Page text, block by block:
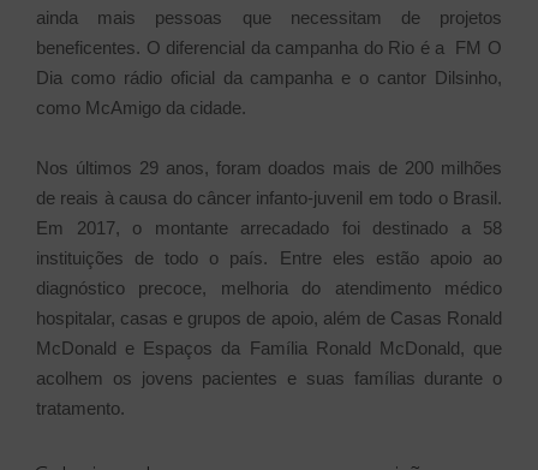
ainda mais pessoas que necessitam de projetos
beneficentes. O diferencial da campanha do Rio é a FM O
Dia como rádio oficial da campanha e o cantor Dilsinho,
como McAmigo da cidade.
Nos últimos 29 anos, foram doados mais de 200 milhões
de reais à causa do câncer infanto-juvenil em todo o Brasil.
Em 2017, o montante arrecadado foi destinado a 58
instituições de todo o país. Entre eles estão apoio ao
diagnóstico precoce, melhoria do atendimento médico
hospitalar, casas e grupos de apoio, além de Casas Ronald
McDonald e Espaços da Família Ronald McDonald, que
acolhem os jovens pacientes e suas famílias durante o
tratamento.